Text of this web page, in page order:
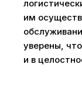
им
уверены,
и в